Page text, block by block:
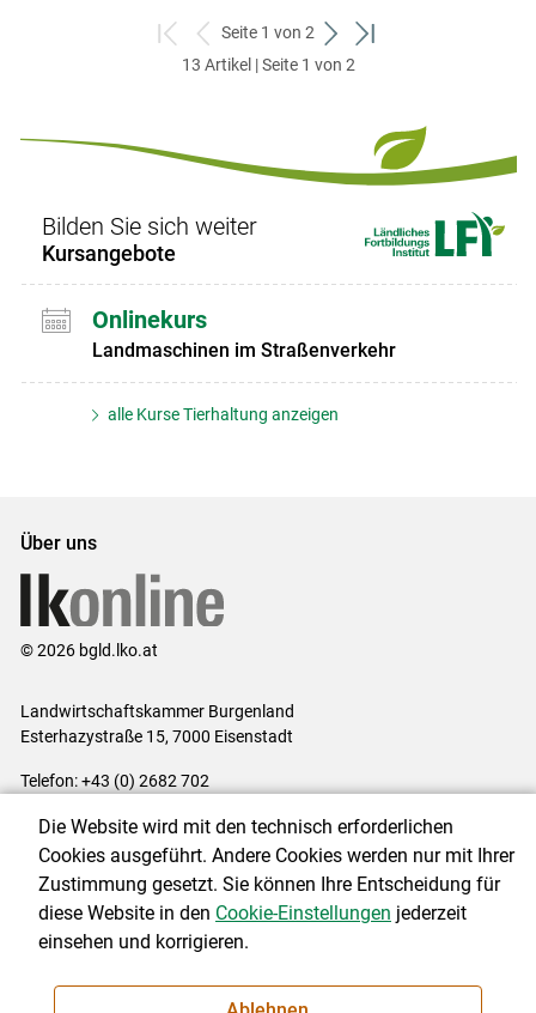
zum
ersten
zurück
zum
Seite 1 von 2
weiter
zum
zum
13 Artikel | Seite 1 von 2
Bilden Sie sich weiter
Kursangebote
Onlinekurs
Landmaschinen im Straßenverkehr
alle Kurse Tierhaltung anzeigen
Über uns
© 2026 bgld.lko.at
Landwirtschaftskammer Burgenland
Esterhazystraße 15, 7000 Eisenstadt
Telefon: +43 (0) 2682 702
Impressum|Kontakt|Datenschutzerklärung|Barrierefreiheit|
Cookie-Einstellungen
NEWSLETTER
Die Website wird mit den technisch erforderlichen
Cookies ausgeführt. Andere Cookies werden nur mit Ihrer
Zustimmung gesetzt. Sie können Ihre Entscheidung für
diese Website in den Cookie-Einstellungen jederzeit
einsehen und korrigieren.